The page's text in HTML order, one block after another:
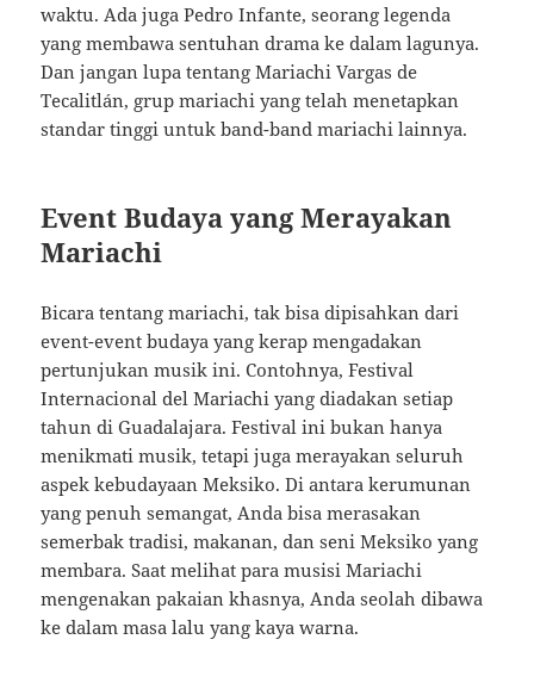
waktu. Ada juga Pedro Infante, seorang legenda
yang membawa sentuhan drama ke dalam lagunya.
Dan jangan lupa tentang Mariachi Vargas de
Tecalitlán, grup mariachi yang telah menetapkan
standar tinggi untuk band-band mariachi lainnya.
Event Budaya yang Merayakan
Mariachi
Bicara tentang mariachi, tak bisa dipisahkan dari
event-event budaya yang kerap mengadakan
pertunjukan musik ini. Contohnya, Festival
Internacional del Mariachi yang diadakan setiap
tahun di Guadalajara. Festival ini bukan hanya
menikmati musik, tetapi juga merayakan seluruh
aspek kebudayaan Meksiko. Di antara kerumunan
yang penuh semangat, Anda bisa merasakan
semerbak tradisi, makanan, dan seni Meksiko yang
membara. Saat melihat para musisi Mariachi
mengenakan pakaian khasnya, Anda seolah dibawa
ke dalam masa lalu yang kaya warna.